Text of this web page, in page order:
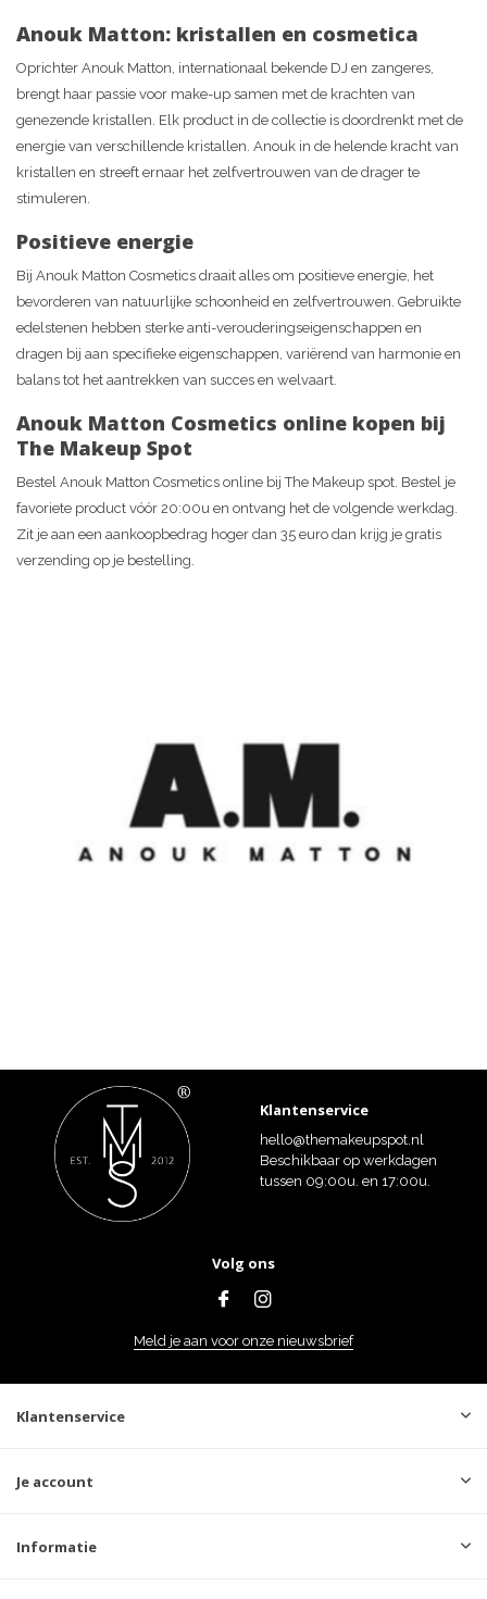
Anouk Matton: kristallen en cosmetica
Oprichter Anouk Matton, internationaal bekende DJ en zangeres,
brengt haar passie voor make-up samen met de krachten van
genezende kristallen. Elk product in de collectie is doordrenkt met de
energie van verschillende kristallen. Anouk in de helende kracht van
kristallen en streeft ernaar het zelfvertrouwen van de drager te
stimuleren.
Positieve energie
Bij Anouk Matton Cosmetics draait alles om positieve energie, het
bevorderen van natuurlijke schoonheid en zelfvertrouwen. Gebruikte
edelstenen hebben sterke anti-verouderingseigenschappen en
dragen bij aan specifieke eigenschappen, variërend van harmonie en
balans tot het aantrekken van succes en welvaart.
Anouk Matton Cosmetics online kopen bij
The Makeup Spot
Bestel Anouk Matton Cosmetics online bij The Makeup spot. Bestel je
favoriete product vóór 20:00u en ontvang het de volgende werkdag.
Zit je aan een aankoopbedrag hoger dan 35 euro dan krijg je gratis
verzending op je bestelling.
Klantenservice
hello@themakeupspot.nl
Beschikbaar op werkdagen
tussen 09:00u. en 17:00u.
Volg ons
Meld je aan voor onze nieuwsbrief
Klantenservice
Je account
Informatie